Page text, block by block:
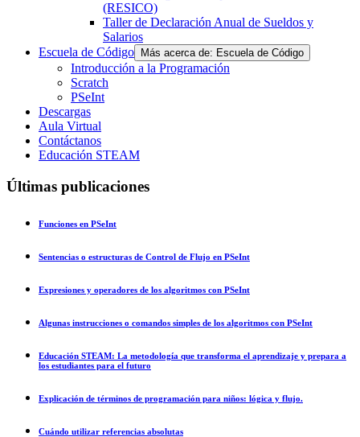
(RESICO)
Taller de Declaración Anual de Sueldos y
Salarios
Escuela de Código
Más acerca de: Escuela de Código
Introducción a la Programación
Scratch
PSeInt
Descargas
Aula Virtual
Contáctanos
Educación STEAM
Últimas publicaciones
Funciones en PSeInt
Sentencias o estructuras de Control de Flujo en PSeInt
Expresiones y operadores de los algoritmos con PSeInt
Algunas instrucciones o comandos simples de los algoritmos con PSeInt
Educación STEAM: La metodología que transforma el aprendizaje y prepara a
los estudiantes para el futuro
Explicación de términos de programación para niños: lógica y flujo.
Cuándo utilizar referencias absolutas